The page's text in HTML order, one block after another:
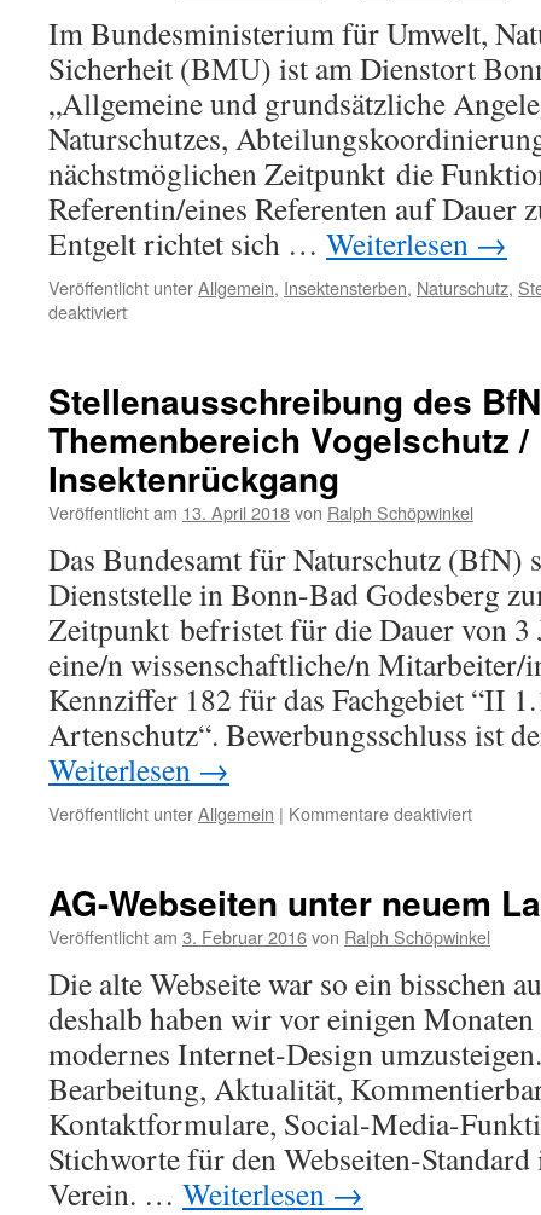
Im Bundesministerium für Umwelt,
Sicherheit (BMU) ist am Dienstort
„Allgemeine und grundsätzliche
Naturschutzes,
nächstmöglichen Zeitpunkt die
Referentin/eines Referenten auf Dauer
Entgelt richtet sich … Weiterlesen →
Veröffentlicht unterAllgemein, Insektensterben, Naturschutz,
deaktiviertfür
Bundesministeriums
für
Umwelt,
Naturschutz
und
nukleare
Sicherheit
Stellenausschreibung des
Themenbereich Vogelschutz /
Insektenrückgang
Veröffentlicht am 13. April 2018von Ralph Schöpwinkel
Das Bundesamt für Naturschutz (BfN)
Dienststelle in Bonn-Bad Godesberg
Zeitpunkt befristet für die Dauer von 3
eine/n wissenschaftliche/n
Kennziffer 182 für das Fachgebiet “II
Artenschutz“. Bewerbungsschluss ist
Weiterlesen →
Veröffentlicht unterAllgemein | Kommentare deaktiviertfür
(Bonn)
–
AG-Webseiten unter neuem
Veröffentlicht am 3. Februar 2016von Ralph Schöpwinkel
Die alte Webseite war so ein bisschen
deshalb haben wir vor einigen
modernes Internet-Design
Bearbeitung, Aktualität,
Kontaktformulare, Social-Media-
Stichworte für den Webseiten-
Verein. … Weiterlesen →